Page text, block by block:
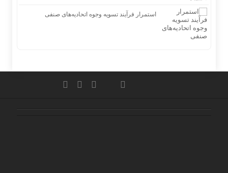
استمرار فرآیند تسویه وجوه اتحادیه‌های صنفی